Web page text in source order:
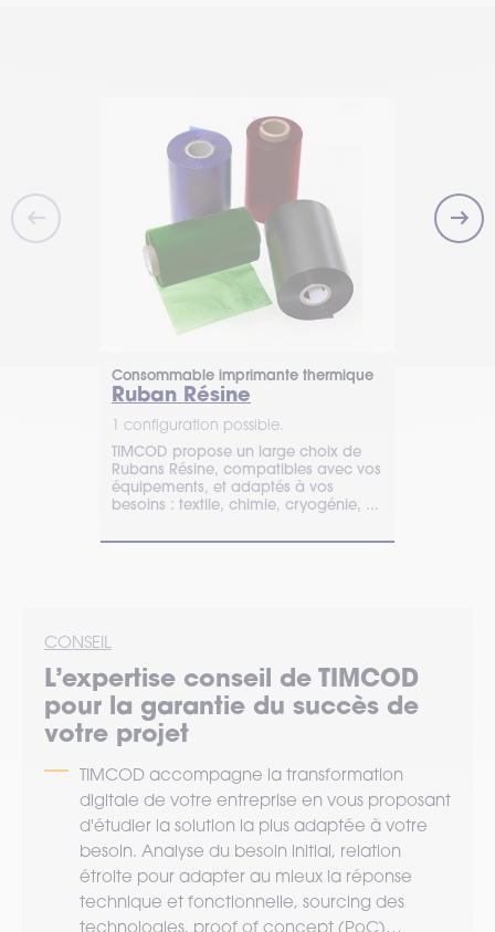
Consommable imprimante thermique
Ruban Résine
1 configuration possible.
TIMCOD propose un large choix de
Rubans Résine, compatibles avec vos
équipements, et adaptés à vos
besoins : textile, chimie, cryogénie, ...
CONSEIL
L’expertise conseil de TIMCOD
pour la garantie du succès de
votre projet
TIMCOD accompagne la transformation
digitale de votre entreprise en vous proposant
d'étudier la solution la plus adaptée à votre
besoin. Analyse du besoin initial, relation
étroite pour adapter au mieux la réponse
technique et fonctionnelle, sourcing des
technologies, proof of concept (PoC)…